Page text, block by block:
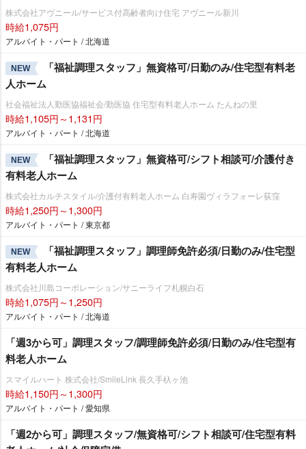
株式会社アヴニール/サービス付高齢者向け住宅 アヴニール新川
時給1,075円
アルバイト・パート / 北海道
NEW
「福祉調理スタッフ」無資格可/日勤のみ/住宅型有料老
人ホーム
社会福祉法人勤医協福祉会/勤医協 住宅型有料老人ホーム たんねの里
時給1,105円～1,131円
アルバイト・パート / 北海道
NEW
「福祉調理スタッフ」無資格可/シフト相談可/介護付き
有料老人ホーム
株式会社カルチスタイル/介護付有料老人ホーム 白寿園ヴィラフォーレ荻窪
時給1,250円～1,300円
アルバイト・パート / 東京都
NEW
「福祉調理スタッフ」調理師免許必須/日勤のみ/住宅型
有料老人ホーム
株式会社川島コーポレーション/サニーライフ札幌白石
時給1,075円～1,250円
アルバイト・パート / 北海道
「週3から可」調理スタッフ/調理師免許必須/日勤のみ/住宅型有
料老人ホーム
スマイルハート 株式会社/SmileLink 長久手杁ヶ池
時給1,150円～1,300円
アルバイト・パート / 愛知県
「週2から可」調理スタッフ/無資格可/シフト相談可/住宅型有料